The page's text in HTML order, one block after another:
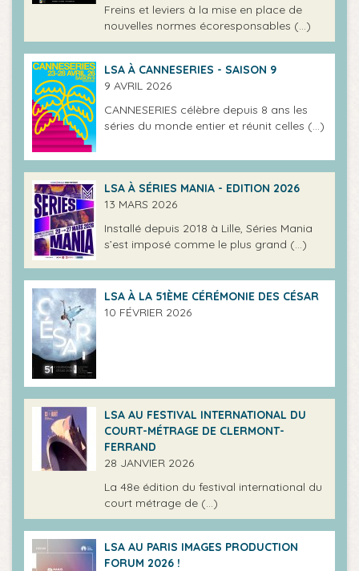
Freins et leviers à la mise en place de
nouvelles normes écoresponsables (…)
LSA À CANNESERIES - SAISON 9
9 AVRIL 2026
CANNESERIES célèbre depuis 8 ans les
séries du monde entier et réunit celles (…)
LSA À SÉRIES MANIA - EDITION 2026
13 MARS 2026
Installé depuis 2018 à Lille, Séries Mania
s’est imposé comme le plus grand (…)
LSA À LA 51ÈME CÉRÉMONIE DES CÉSAR
10 FÉVRIER 2026
LSA AU FESTIVAL INTERNATIONAL DU
COURT-MÉTRAGE DE CLERMONT-
FERRAND
28 JANVIER 2026
La 48e édition du festival international du
court métrage de (…)
LSA AU PARIS IMAGES PRODUCTION
FORUM 2026 !